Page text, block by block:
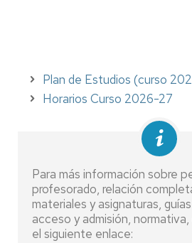
Plan de Estudios (curso
Horarios Curso 2026-27
Para más información sobre
profesorado, relación
materiales y asignaturas,
acceso y admisión,
el siguiente enlace: